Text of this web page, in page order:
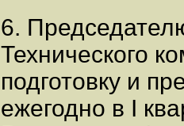
6.
Технического
подготовку и
ежегодно в I